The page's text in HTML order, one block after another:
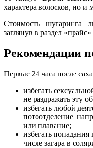
характера волосков, но и
Стоимость шугаринга
заглянув в раздел
Рекомендации
Первые 24 часа после
избегать
не раздражать эту
избегать любой
потоотделение,
или плавание;
избегать
числе загара в